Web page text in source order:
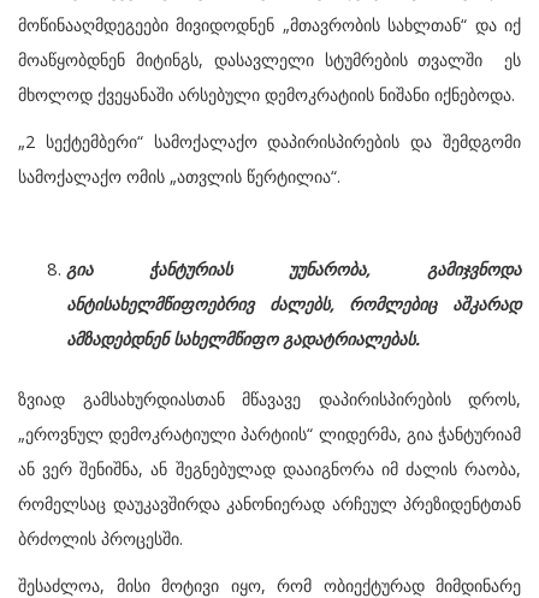
მოწინააღმდეგეები მივიდოდნენ „მთავრობის სახლთან“ და იქ
მოაწყობდნენ მიტინგს, დასავლელი სტუმრების თვალში ეს
მხოლოდ ქვეყანაში არსებული დემოკრატიის ნიშანი იქნებოდა.
„2 სექტემბერი“ სამოქალაქო დაპირისპირების და შემდგომი
სამოქალაქო ომის „ათვლის წერტილია“.
გია ჭანტურიას უუნარობა, გამიჯვნოდა
ანტისახელმწიფოებრივ ძალებს, რომლებიც აშკარად
ამზადებდნენ სახელმწიფო გადატრიალებას.
ზვიად გამსახურდიასთან მწავავე დაპირისპირების დროს,
„ეროვნულ დემოკრატიული პარტიის“ ლიდერმა, გია ჭანტურიამ
ან ვერ შენიშნა, ან შეგნებულად დააიგნორა იმ ძალის რაობა,
რომელსაც დაუკავშირდა კანონიერად არჩეულ პრეზიდენტთან
ბრძოლის პროცესში.
შესაძლოა, მისი მოტივი იყო, რომ ობიექტურად მიმდინარე